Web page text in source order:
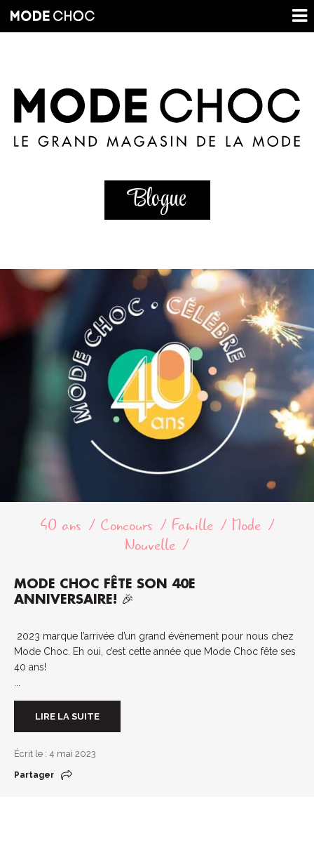
Blogue
40 ans Concours Famille
Mode
Nouvelle
MODE CHOC FÊTE SON 40E
ANNIVERSAIRE! 🎉
2023 marque l’arrivée d’un grand évènement pour nous chez
Mode Choc. Eh oui, c’est cette année que Mode Choc fête ses
40 ans!
LIRE LA SUITE
Écrit le : 4 mai 2023
Partager